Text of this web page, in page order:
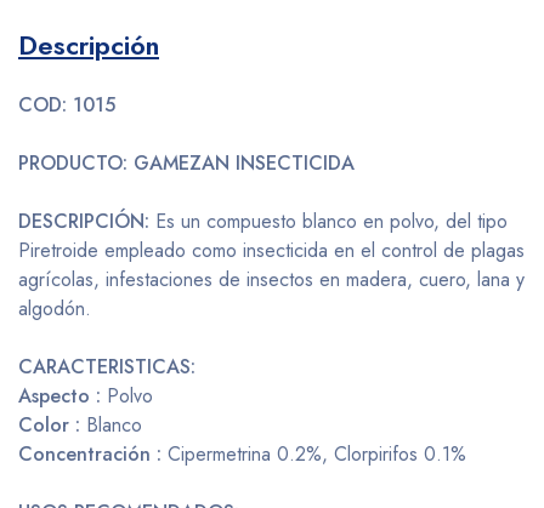
Descripción
COD: 1015
PRODUCTO: GAMEZAN INSECTICIDA
DESCRIPCIÓN: Es un compuesto blanco en polvo, del tipo
Piretroide empleado como insecticida en el control de plagas
agrícolas, infestaciones de insectos en madera, cuero, lana y
algodón.
CARACTERISTICAS:
Aspecto : Polvo
Color : Blanco
Concentración : Cipermetrina 0.2%, Clorpirifos 0.1%